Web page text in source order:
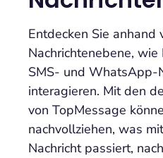
Entdecken Sie anhand
Nachrichtenebene,
SMS- und WhatsApp-
interagieren. Mit den
von TopMessage
nachvollziehen, was
Nachricht passiert,